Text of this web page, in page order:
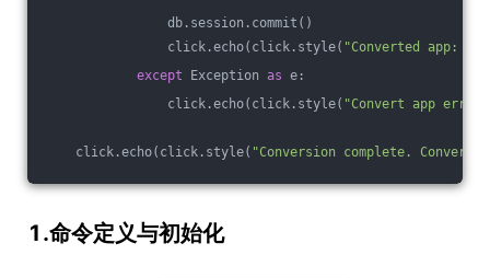
db.session.commit()
click.echo(click.style( "Converted app: {}"
except Exception as e:
click.echo(click.style( "Convert app
click.echo(click.style( "Conversion complete.
1.命令定义与初始化